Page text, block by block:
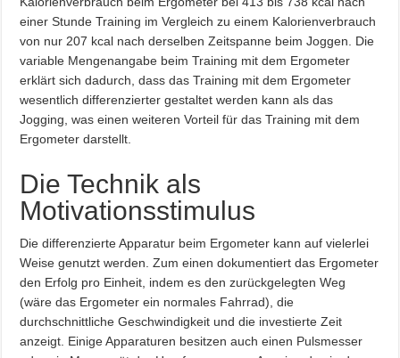
einer Stunde Training im Vergleich zu einem Kalorienverbrauch
von nur 207 kcal nach derselben Zeitspanne beim Joggen. Die
variable Mengenangabe beim Training mit dem Ergometer
erklärt sich dadurch, dass das Training mit dem Ergometer
wesentlich differenzierter gestaltet werden kann als das
Jogging, was einen weiteren Vorteil für das Training mit dem
Ergometer darstellt.
Die Technik als
Motivationsstimulus
Die differenzierte Apparatur beim Ergometer kann auf vielerlei
Weise genutzt werden. Zum einen dokumentiert das Ergometer
den Erfolg pro Einheit, indem es den zurückgelegten Weg
(wäre das Ergometer ein normales Fahrrad), die
durchschnittliche Geschwindigkeit und die investierte Zeit
anzeigt. Einige Apparaturen besitzen auch einen Pulsmesser